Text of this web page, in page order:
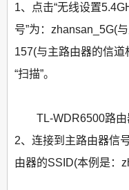
1、点击“无线设置
号”为：zhansan_5G(
157(与主路由器的信
“扫描”。
TL-WDR6500路由
2、连接到主路由器信
由器的SSID(本例是：